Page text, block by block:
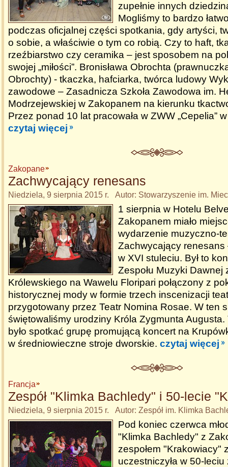
zupełnie innych
Mogliśmy to bardzo
podczas oficjalnej części spotkania, gdy artyści,
o sobie, a właściwie o tym co robią. Czy to haft,
rzeźbiarstwo czy ceramika – jest sposobem na
swojej „miłości”. Bronisława Obrochta
Obrochty) - tkaczka, hafciarka, twórca ludowy
zawodowe – Zasadnicza Szkoła Zawodowa im.
Modrzejewskiej w Zakopanem na kierunku
Przez ponad 10 lat pracowała w ZWW „Cepelia”
czytaj więcej
Zakopane
Zachwycający renesans
Niedziela, 9 sierpnia 2015 r. Autor: Stowarzyszenie im.
1 sierpnia w Hotelu
Zakopanem miało
wydarzenie muzyczno-
Zachwycający renesans
w XVI stuleciu. Był to
Zespołu Muzyki Dawnej
Królewskiego na Wawelu Floripari połączony z
historycznej mody w formie trzech inscenizacji
przygotowany przez Teatr Nomina Rosae. W ten
świętowaliśmy urodziny Króla Zygmunta
było spotkać grupę promującą koncert na
w średniowieczne stroje dworskie. czytaj więcej
Francja
Zespół "Klimka Bachledy" i 50-lecie
Niedziela, 9 sierpnia 2015 r. Autor: Zespół im. Klimka
Pod koniec czerwca
"Klimka Bachledy" z
zespołem "Krakowiacy"
uczestniczyła w 50-leciu